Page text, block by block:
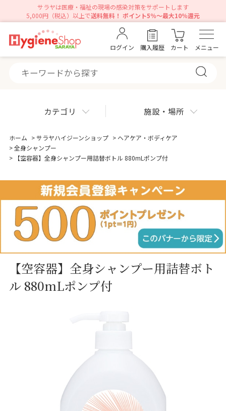
サラヤは医療・福祉の現場の感染対策をサポートします
5,000円（税込）以上で送料無料！ ポイント5％～最大10％還元
ログイン 購入履歴 カート メニュー
カテゴリ 施設・場所
ホーム >サラヤハイジーンショップ > ヘアケア・ボディケア
>全身シャンプー
>
【空容器】全身シャンプー用詰替ボトル 880mLポンプ付
【空容器】全身シャンプー用詰替ボト
ル 880mLポンプ付